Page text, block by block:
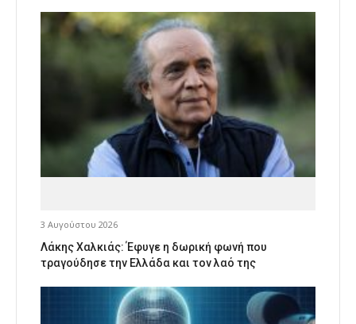
3 Αυγούστου 2026
Λάκης Χαλκιάς: Έφυγε η δωρική φωνή που
τραγούδησε την Ελλάδα και τον λαό της